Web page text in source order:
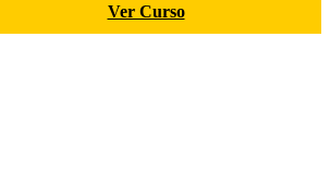
Ver Curso